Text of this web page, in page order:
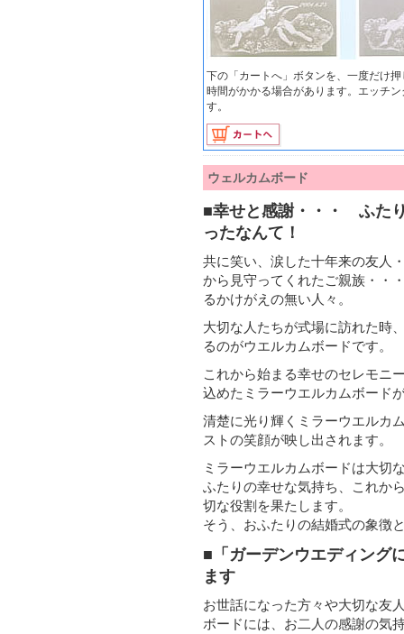
下の「カートへ」ボタンを、一度だけ
時間がかかる場合があります。エッチ
す。
ウェルカムボード
■幸せと感謝・・・ ふた
ったなんて！
共に笑い、涙した十年来の友人
から見守ってくれたご親族・・
るかけがえの無い人々。
大切な人たちが式場に訪れた時
るのがウエルカムボードです。
これから始まる幸せのセレモニ
込めたミラーウエルカムボード
清楚に光り輝くミラーウエルカ
ストの笑顔が映し出されます。
ミラーウエルカムボードは大切
ふたりの幸せな気持ち、これか
切な役割を果たします。
そう、おふたりの結婚式の象徴
■「ガーデンウエディング
ます
お世話になった方々や大切な友
ボードには、お二人の感謝の気